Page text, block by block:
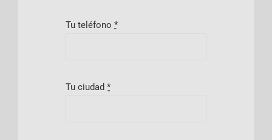
Tu teléfono*
Tu ciudad*